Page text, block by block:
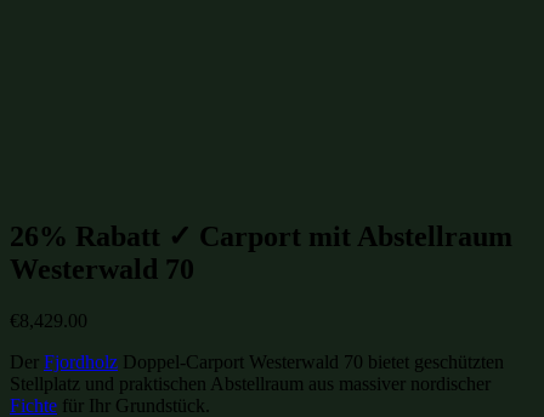
26% Rabatt ✓ Carport mit Abstellraum
Westerwald 70
€8,429.00
Der Fjordholz Doppel-Carport Westerwald 70 bietet geschützten
Stellplatz und praktischen Abstellraum aus massiver nordischer
Fichte für Ihr Grundstück.